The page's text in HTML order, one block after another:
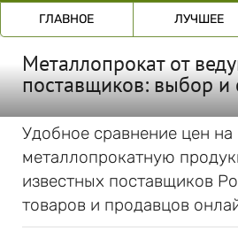
ГЛАВНОЕ ЛУЧШЕЕ
Металлопрокат от
поставщиков: выбор и
Удобное сравнение цен на
металлопрокатную
известных поставщиков
товаров и продавцов